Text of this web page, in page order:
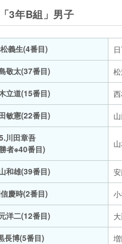
3年B組」男子
義生(4番目)
敬太(37番目)
立道(15番目)
敏憲(22番目)
川田章吾
者※40番目)
和雄(39番目)
慶時(2番目)
洋二(12番目)
長博(5番目)